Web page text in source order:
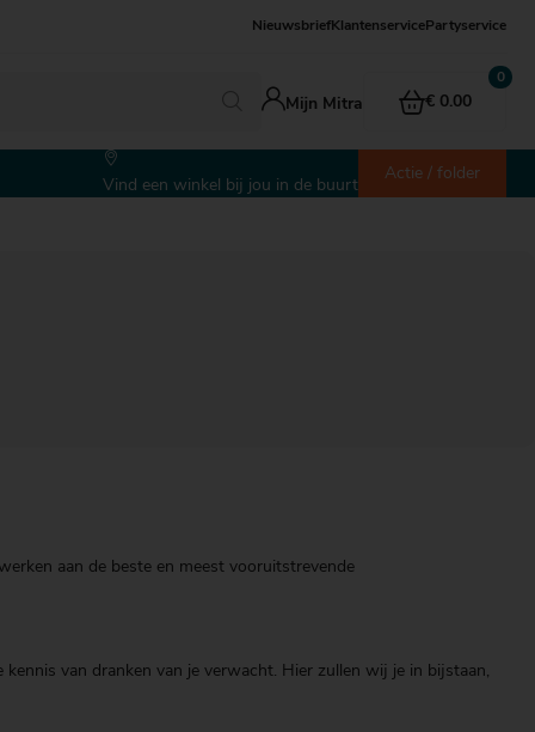
Nieuwsbrief KlantenservicePartyservice
Mijn Mitra € 0.00
Vind een winkel bij jou in de buurt
Actie / folder
aan de beste en meest vooruitstrevende
van dranken van je verwacht. Hier zullen wij je in bijstaan,